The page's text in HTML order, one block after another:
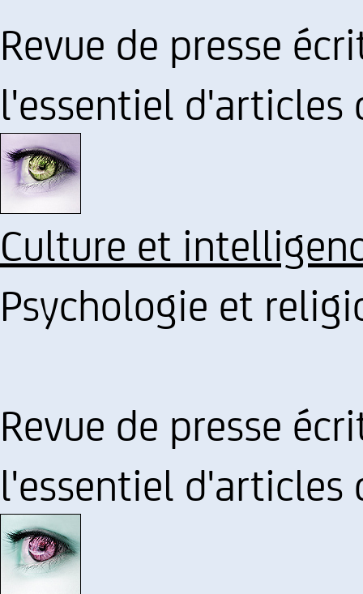
Revue de presse
l'essentiel d'articles
Culture et
Psychologie et
Revue de presse
l'essentiel d'articles